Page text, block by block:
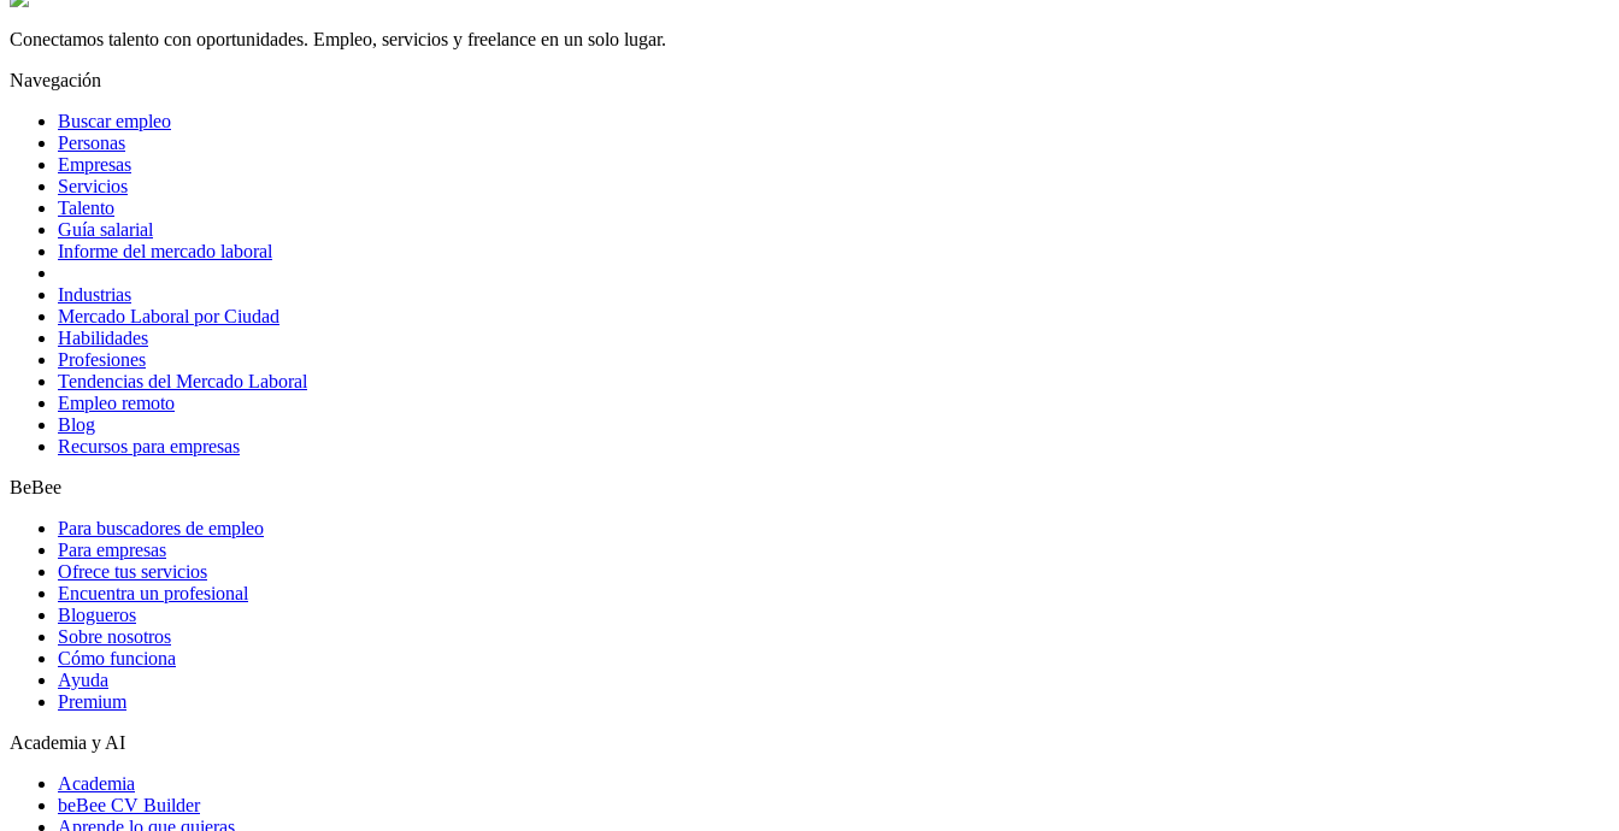
Conectamos talento con oportunidades. Empleo, servicios y freelance en un solo lugar.
Navegación
Buscar empleo
Personas
Empresas
Servicios
Talento
Guía salarial
Informe del mercado laboral
Industrias
Mercado Laboral por Ciudad
Habilidades
Profesiones
Tendencias del Mercado Laboral
Empleo remoto
Blog
Recursos para empresas
BeBee
Para buscadores de empleo
Para empresas
Ofrece tus servicios
Encuentra un profesional
Blogueros
Sobre nosotros
Cómo funciona
Ayuda
Premium
Academia y AI
Academia
beBee CV Builder
Aprende lo que quieras